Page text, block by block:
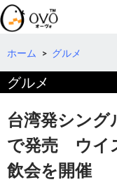
検
索
コ
テ
ツ
へ
ホーム > グルメ
グルメ
台湾発シング
で発売 ウイ
飲会を開催